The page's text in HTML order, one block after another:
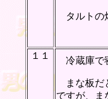
タルトの
１１ 冷蔵庫で
まな板だ
ですが、ま